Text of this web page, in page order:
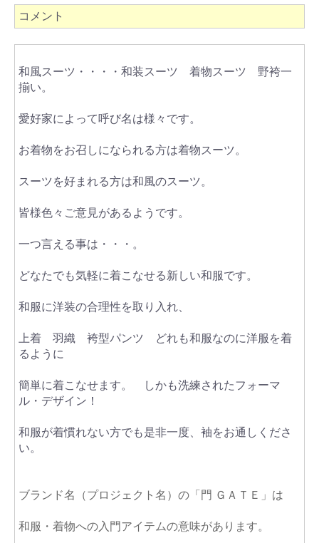
コメント
和風スーツ・・・・和装スーツ 着物スーツ 野袴一
揃い。
愛好家によって呼び名は様々です。
お着物をお召しになられる方は着物スーツ。
スーツを好まれる方は和風のスーツ。
皆様色々ご意見があるようです。
一つ言える事は・・・。
どなたでも気軽に着こなせる新しい和服です。
和服に洋装の合理性を取り入れ、
上着 羽織 袴型パンツ どれも和服なのに洋服を着
るように
簡単に着こなせます。 しかも洗練されたフォーマ
ル・デザイン！
和服が着慣れない方でも是非一度、袖をお通しくださ
い。
ブランド名 （プロジェクト名） の「門 ＧＡＴＥ」は
和服・着物への入門アイテムの意味があります。